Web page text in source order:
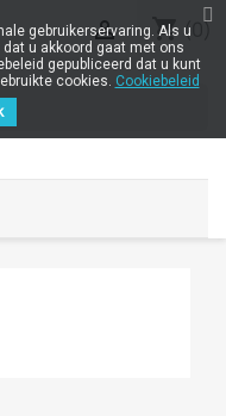
shopping_cart (0)

gebruikerservaring. Als u
u akkoord gaat met ons
gepubliceerd dat u kunt
cookies. Cookiebeleid